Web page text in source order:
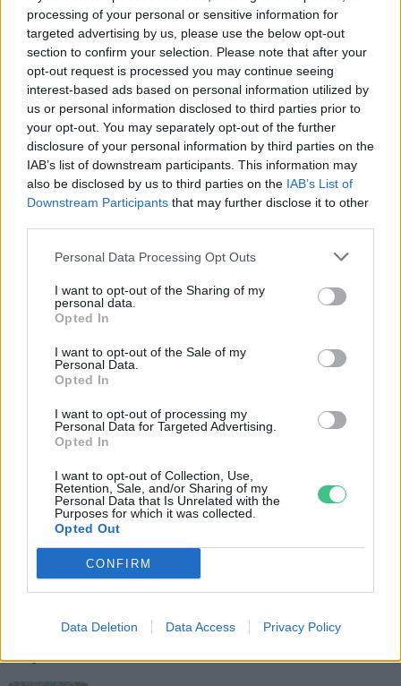
processing of your personal or sensitive information for
targeted advertising by us, please use the below opt-out
section to confirm your selection. Please note that after your
opt-out request is processed you may continue seeing
interest-based ads based on personal information utilized by
us or personal information disclosed to third parties prior to
your opt-out. You may separately opt-out of the further
disclosure of your personal information by third parties on the
IAB’s list of downstream participants. This information may
also be disclosed by us to third parties on the IAB’s List of
Downstream Participants that may further disclose it to other
Personal Data Processing Opt Outs
I want to opt-out of the Sharing of my
personal data.
Opted In
I want to opt-out of the Sale of my
Personal Data.
Opted In
I want to opt-out of processing my
Personal Data for Targeted Advertising.
Opted In
I want to opt-out of Collection, Use,
Retention, Sale, and/or Sharing of my
Personal Data that Is Unrelated with the
Purposes for which it was collected.
Opted Out
CONFIRM
Data Deletion Data Access Privacy Policy
Greendex 55:58
Nem csak növényrajongóknak!
– 8 arborétum, amelyet
érdemes meglátogatni
Magyarország tele van gyönyörű növényekkel, így arborétumokkal
is. A jó idő beköszöntével érdemes minél többet felkeresni.